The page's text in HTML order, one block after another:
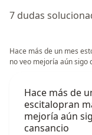
7 dudas
Hace más de un mes
no veo mejoría aún sigo
Hace más de
escitalopran
mejoría aún
cansancio